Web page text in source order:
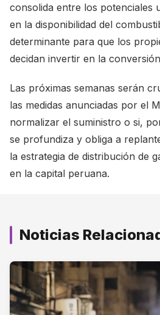
consolida entre los potenciales
en la disponibilidad del
determinante para que los
decidan invertir en la
Las próximas semanas serán
las medidas anunciadas por el
normalizar el suministro o si,
se profundiza y obliga a
la estrategia de distribución de
en la capital peruana.
Noticias